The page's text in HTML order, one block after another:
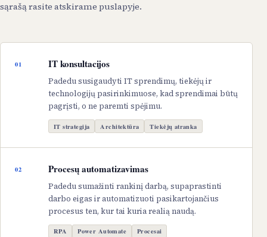
sąrašą rasite atskirame puslapyje.
01 IT konsultacijos
Padedu susigaudyti IT sprendimų, tiekėjų ir
technologijų pasirinkimuose, kad sprendimai būtų
pagrįsti, o ne paremti spėjimu.
IT strategija Architektūra Tiekėjų atranka
02 Procesų automatizavimas
Padedu sumažinti rankinį darbą, supaprastinti
darbo eigas ir automatizuoti pasikartojančius
procesus ten, kur tai kuria realią naudą.
RPA Power Automate Procesai